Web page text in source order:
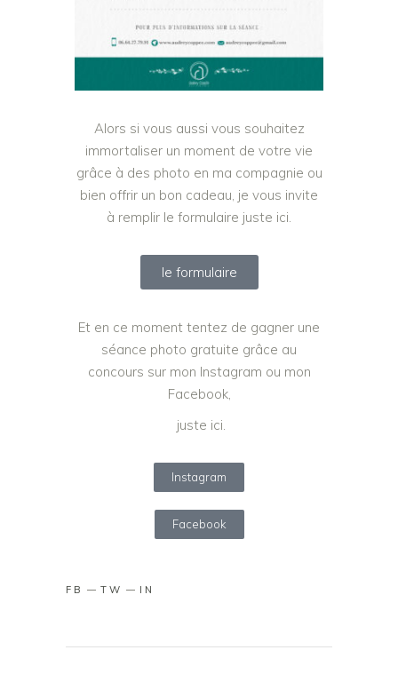
Alors si vous aussi vous souhaitez
immortaliser un moment de votre vie
grâce à des photo en ma compagnie ou
bien offrir un bon cadeau, je vous invite
à remplir le formulaire juste ici.
le formulaire
Et en ce moment tentez de gagner une
séance photo gratuite grâce au
concours sur mon Instagram ou mon
Facebook,
juste ici.
Instagram
Facebook
FB TW IN